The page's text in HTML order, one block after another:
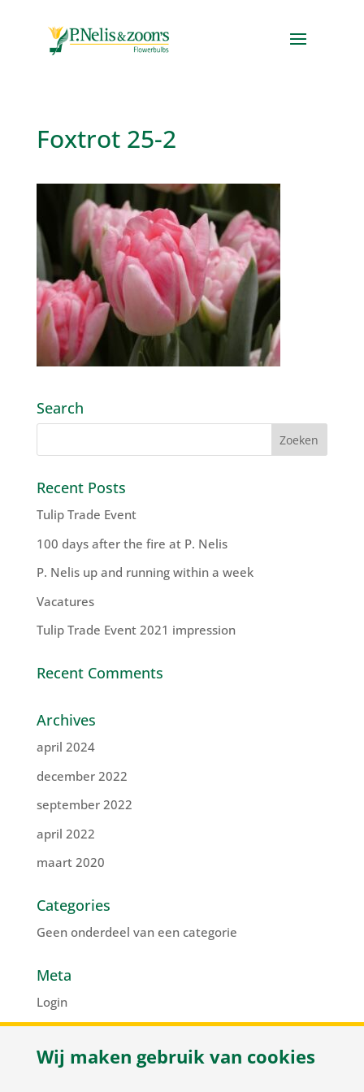
Foxtrot 25-2
Search
Recent Posts
Tulip Trade Event
100 days after the fire at P. Nelis
P. Nelis up and running within a week
Vacatures
Tulip Trade Event 2021 impression
Recent Comments
Archives
april 2024
december 2022
september 2022
april 2022
maart 2020
Categories
Geen onderdeel van een categorie
Meta
Login
Vermeldingen feed
Reacties feed
Wij maken gebruik van cookies